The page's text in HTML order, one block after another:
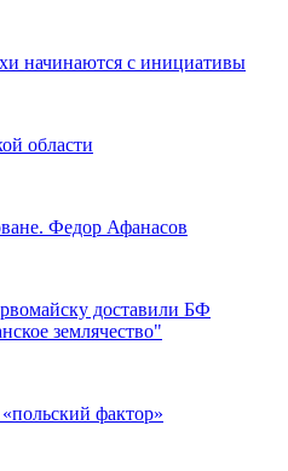
начинаются с инициативы
области
Федор Афанасов
доставили БФ
землячество"
фактор»